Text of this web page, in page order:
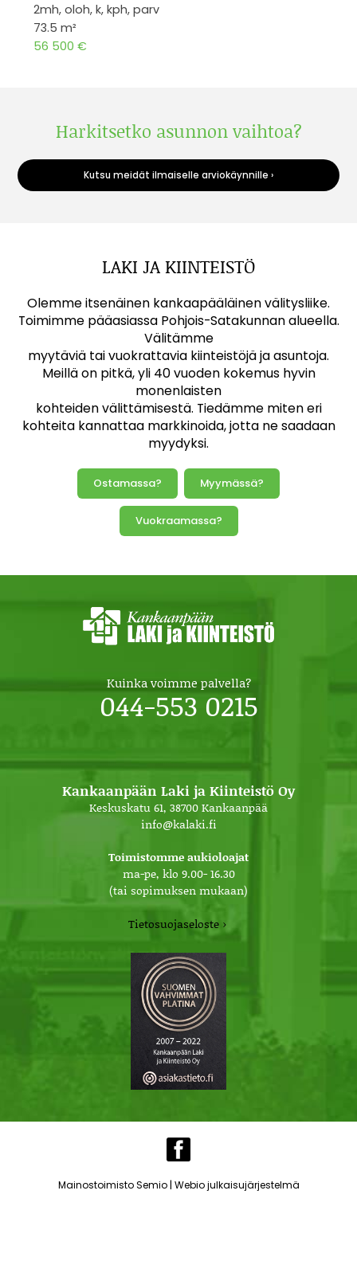
2mh, oloh, k, kph, parv
73.5 m²
56 500 €
Harkitsetko asunnon vaihtoa?
Kutsu meidät ilmaiselle arviokäynnille ›
LAKI JA KIINTEISTÖ
Olemme itsenäinen kankaapääläinen välitysliike.
Toimimme pääasiassa Pohjois-Satakunnan alueella.
Välitämme
myytäviä tai vuokrattavia kiinteistöjä ja asuntoja.
Meillä on pitkä, yli 40 vuoden kokemus hyvin
monenlaisten
kohteiden välittämisestä. Tiedämme miten eri
kohteita kannattaa markkinoida, jotta ne saadaan
myydyksi.
Ostamassa? Myymässä?
Vuokraamassa?
Kuinka voimme palvella?
044-553 0215
Kankaanpään Laki ja Kiinteistö Oy
Keskuskatu 61, 38700 Kankaanpää
info@kalaki.fi
Toimistomme aukioloajat
ma-pe, klo 9.00- 16.30
(tai sopimuksen mukaan)
Tietosuojaseloste ›
Mainostoimisto Semio| Webio julkaisujärjestelmä